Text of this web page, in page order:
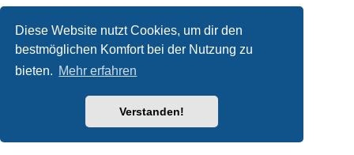
Diese Website nutzt Cookies, um dir den
bestmöglichen Komfort bei der Nutzung zu
bieten. Mehr erfahren
Verstanden!